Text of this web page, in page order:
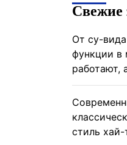
Свежие
От су-
функции в
работают,
стиль хай-